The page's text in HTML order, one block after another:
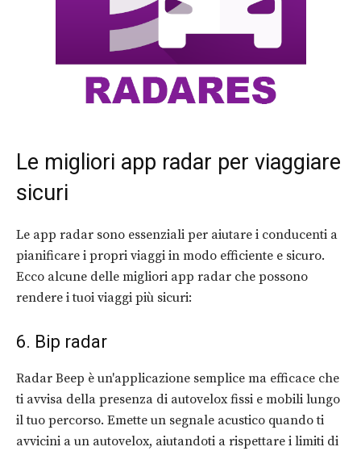
Le migliori app radar per viaggiare
sicuri
Le app radar sono essenziali per aiutare i conducenti a
pianificare i propri viaggi in modo efficiente e sicuro.
Ecco alcune delle migliori app radar che possono
rendere i tuoi viaggi più sicuri:
6. Bip radar
Radar Beep è un'applicazione semplice ma efficace che
ti avvisa della presenza di autovelox fissi e mobili lungo
il tuo percorso. Emette un segnale acustico quando ti
avvicini a un autovelox, aiutandoti a rispettare i limiti di